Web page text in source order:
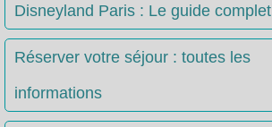
Disneyland Paris : Le guide complet
Réserver votre séjour : toutes les
informations